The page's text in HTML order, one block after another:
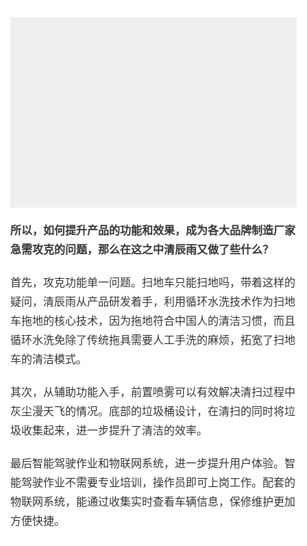
所以，如何提升产品的功能和效果，成为各大品牌制造厂家
急需攻克的问题，那么在这之中清辰雨又做了些什么？
首先，攻克功能单一问题。扫地车只能扫地吗，带着这样的
疑问，清辰雨从产品研发着手，利用循环水洗技术作为扫地
车拖地的核心技术，因为拖地符合中国人的清洁习惯，而且
循环水洗免除了传统拖具需要人工手洗的麻烦，拓宽了扫地
车的清洁模式。
其次，从辅助功能入手，前置喷雾可以有效解决清扫过程中
灰尘漫天飞的情况。底部的垃圾桶设计，在清扫的同时将垃
圾收集起来，进一步提升了清洁的效率。
最后智能驾驶作业和物联网系统，进一步提升用户体验。智
能驾驶作业不需要专业培训，操作员即可上岗工作。配套的
物联网系统，能通过收集实时查看车辆信息，保修维护更加
方便快捷。